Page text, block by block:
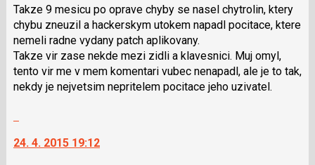
názor
použít
i
klávesy
N
pro
následující
předchozí
Takze 9 mesicu po oprave chyby se nasel chytrolin, ktery
chybu zneuzil a hackerskym utokem napadl pocitace, ktere
nemeli radne vydany patch aplikovany.
Takze vir zase nekde mezi zidli a klavesnici. Muj omyl,
tento vir me v mem komentari vubec nenapadl, ale je to tak,
nekdy je nejvetsim nepritelem pocitace jeho uzivatel.
další
24. 4. 2015 19:12